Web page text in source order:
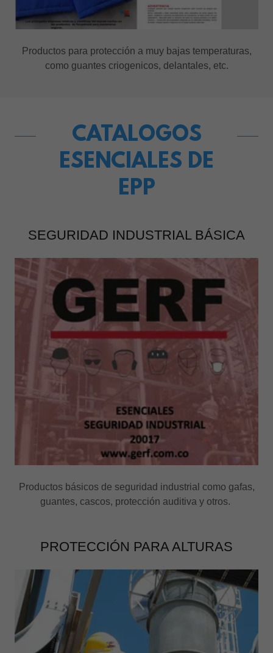
Productos para protección a muy bajas temperaturas,
como guantes criogenicos, delantales, etc.
CATALOGOS
ESENCIALES DE
EPP
SEGURIDAD INDUSTRIAL BÁSICA
Productos básicos de seguridad industrial como gafas,
guantes, cascos, protección auditiva y otros.
PROTECCIÓN PARA ALTURAS